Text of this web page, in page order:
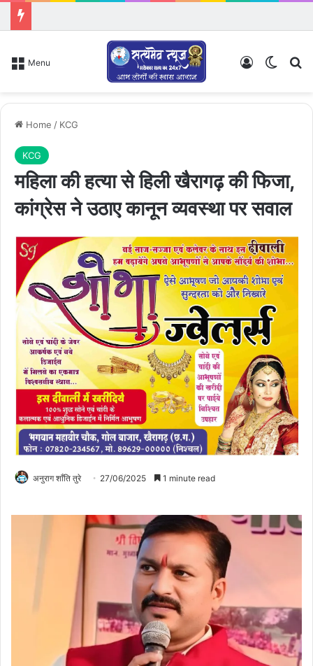
Menu Log In
Home / KCG
KCG
महिला की हत्या से हिली खैरागढ़ की फिजा,
कांग्रेस ने उठाए कानून व्यवस्था पर सवाल
अनुराग शाँति तुरे 27/06/2025 1 minute read